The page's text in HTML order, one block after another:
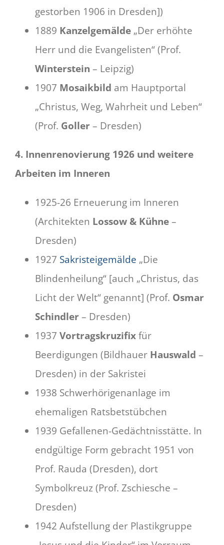
gestorben 1906 in Dresden])
1889 Kanzelgemälde „Der erhöhte
Herr und die Evangelisten“ (Prof.
Winterstein – Leipzig)
1907 Mosaikbild am Hauptportal
„Christus, Weg, Wahrheit und Leben“
(Prof. Goller– Dresden)
4. Innenrenovierung 1926 und weitere
Arbeiten im Inneren
1925-26 Erneuerung im Inneren
(Architekten Lossow & Kühne–
Dresden)
1927 Sakristeigemälde „Die
Blindenheilung“ [auch „Christus, das
Licht der Welt“ genannt] (Prof. Osmar
Schindler– Dresden)
1937 Vortragskruzifixfür
Beerdigungen (Bildhauer Hauswald –
Dresden) in der Sakristei
1938 Schwerhörigenanlage im
ehemaligen Ratsbetstübchen
1939 Gefallenen-Gedächtnisstätte. In
endgültige Form gebracht 1951 von
Prof. Rauda (Dresden), dort
Symbolkreuz (Prof. Zschiesche –
Dresden)
1942 Aufstellung der Plastikgruppe